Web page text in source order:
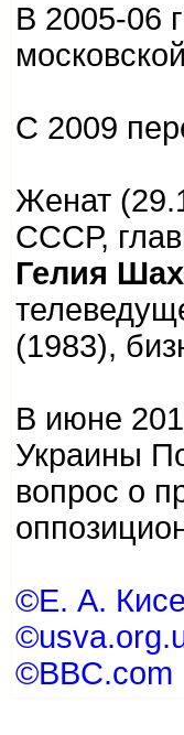
В 2005-06
С 2009
Женат
СССР,
Гелия
(1983),
В июне
Украины
вопрос о
©Е. А.
©BBC.com